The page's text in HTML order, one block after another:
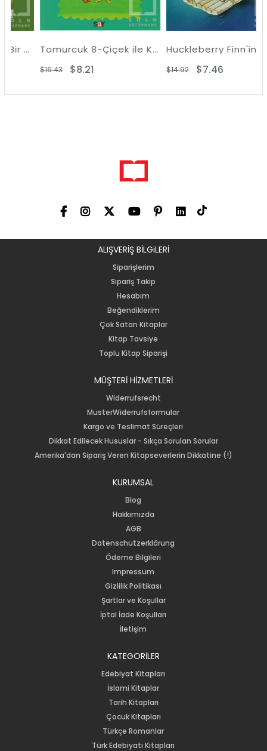
Tomurcuk 8-Çiçek ile Kirlikara
$8.21
Huckleberry Finn'in Serüvenleri
$7.46
ALIŞVERİŞ BİLGiLERİ
Siparişlerim
Sipariş Takip
Hesabım
Beğendiklerim
Çok Satan Kitaplar
Kitap Tavsiye
Toplu Kitap Siparişi
MÜŞTERİ HİZMETLERİ
Widerrufsrecht
MusterWiderrufsformular
Kargo ve Teslimat Süreçleri
Dikkat Edilecek Hususlar - Sıkça Sorulan Sorular
Amerika'dan Sipariş Veren Kitapseverlerin Dikkatine (!)
KURUMSAL
Blog
Hakkımızda
AGB
Datenschutzerklärung
Ödeme Bilgileri
Impressum
Gizlilik Politikası
Şartlar ve Koşullar
İptal İade Koşulları
İletişim
KATEGORİLER
Edebiyat Kitapları
İslami Kitaplar
Tarih Kitapları
Çocuk Kitapları
Türkçe Romanlar
Türk Edebiyatı Kitapları